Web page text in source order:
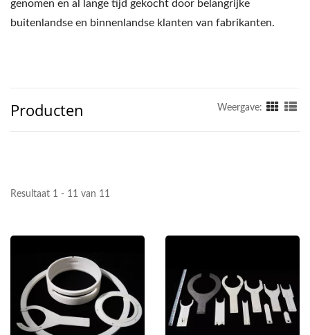
genomen en al lange tijd gekocht door belangrijke
buitenlandse en binnenlandse klanten van fabrikanten.
Producten Weergave:
Resultaat 1 - 11 van 11